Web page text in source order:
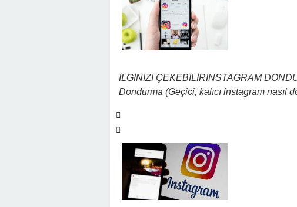
İLGİNİZİ ÇEKEBİLİRİNSTAGRAM
Dondurma (Geçici, kalıcı instagram nasıl